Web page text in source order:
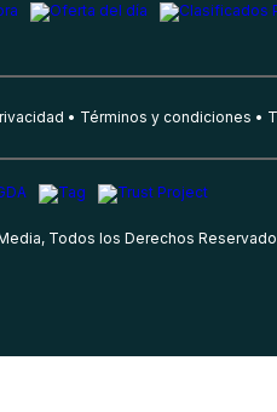
Términos y condiciones
Todos los Derechos